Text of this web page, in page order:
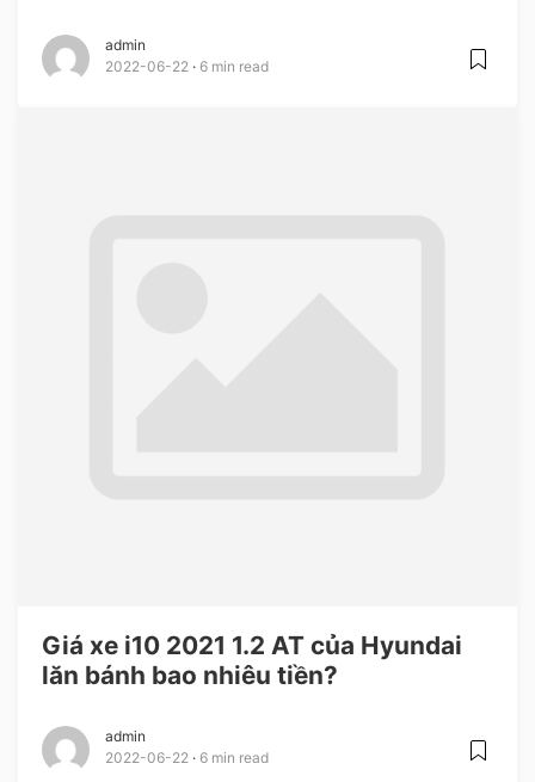
admin
2022-06-22
6 min read
Giá xe i10 2021 1.2 AT của Hyundai
lăn bánh bao nhiêu tiền?
admin
2022-06-22
6 min read